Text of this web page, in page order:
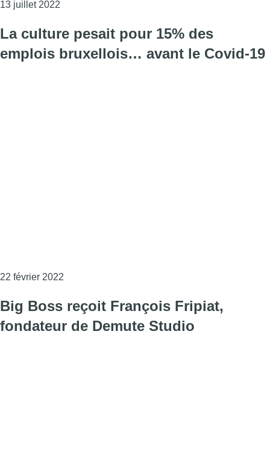
13 juillet 2022
La culture pesait pour 15% des
emplois bruxellois… avant le Covid-19
22 février 2022
Big Boss reçoit François Fripiat,
fondateur de Demute Studio